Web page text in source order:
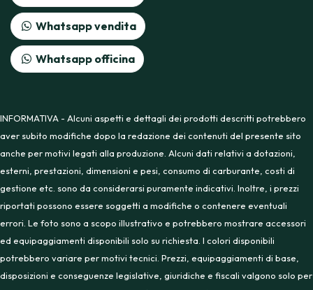
Whatsapp vendita
Whatsapp officina
INFORMATIVA - Alcuni aspetti e dettagli dei prodotti descritti potrebbero
aver subito modifiche dopo la redazione dei contenuti del presente sito
anche per motivi legati alla produzione. Alcuni dati relativi a dotazioni,
esterni, prestazioni, dimensioni e pesi, consumo di carburante, costi di
gestione etc. sono da considerarsi puramente indicativi. Inoltre, i prezzi
riportati possono essere soggetti a modifiche o contenere eventuali
errori. Le foto sono a scopo illustrativo e potrebbero mostrare accessori
ed equipaggiamenti disponibili solo su richiesta. I colori disponibili
potrebbero variare per motivi tecnici. Prezzi, equipaggiamenti di base,
disposizioni e conseguenze legislative, giuridiche e fiscali valgono solo per